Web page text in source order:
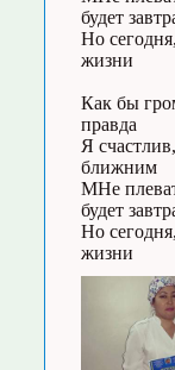
будет
Но
жизни
Как бы
правда
Я
ближним
МНе
будет
Но
жизни